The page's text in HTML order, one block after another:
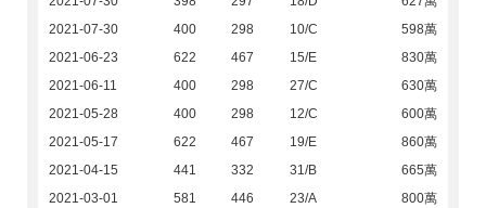
2021-07-30
400 298 10/C
598萬
2021-06-23
622 467 15/E
830萬
2021-06-11
400 298 27/C
630萬
2021-05-28
400 298 12/C
600萬
2021-05-17
622 467 19/E
860萬
2021-04-15
441 332 31/B
665萬
2021-03-01
581 446 23/A
800萬